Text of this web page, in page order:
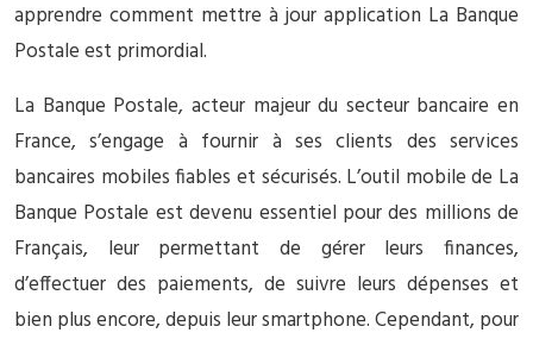
apprendre comment mettre à jour application La Banque
Postale est primordial.
La Banque Postale, acteur majeur du secteur bancaire en
France, s’engage à fournir à ses clients des services
bancaires mobiles fiables et sécurisés. L’outil mobile de La
Banque Postale est devenu essentiel pour des millions de
Français, leur permettant de gérer leurs finances,
d’effectuer des paiements, de suivre leurs dépenses et
bien plus encore, depuis leur smartphone. Cependant, pour